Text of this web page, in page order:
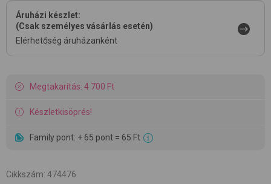
Áruházi készlet:
(Csak személyes vásárlás esetén)
Elérhetőség áruházanként
Megtakarítás: 4 700 Ft
Készletkisöprés!
Family pont: + 65 pont = 65 Ft
Cikkszám: 474476